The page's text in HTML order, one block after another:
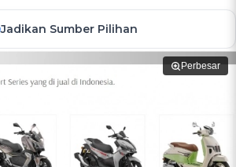
Jadikan Sumber Pilihan
Perbesar